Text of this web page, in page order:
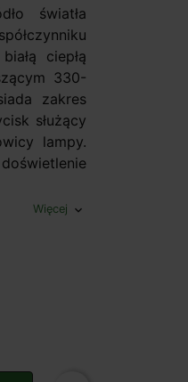
światła
ciepłą
330-
zakres
służący
lampy.
Więcej expand_more